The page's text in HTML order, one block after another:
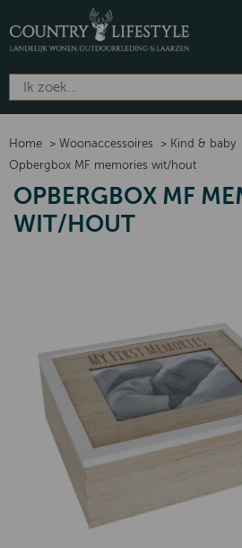
Home > Woonaccessoires > Kind & baby
Opbergbox MF memories wit/hout
OPBERGBOX MF
WIT/HOUT